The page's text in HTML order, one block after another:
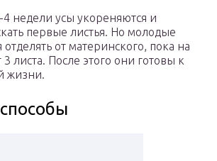
недели усы укореняются и
первые листья. Но молодые
отделять от материнского, пока на
листа. После этого они готовы к
жизни.